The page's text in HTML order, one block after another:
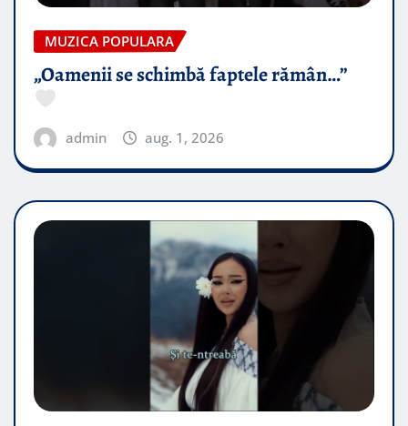
MUZICA POPULARA
„Oamenii se schimbă faptele rămân…”
admin aug. 1, 2026